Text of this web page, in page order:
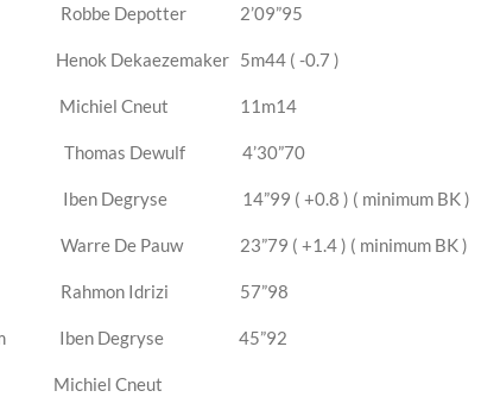
Robbe Depotter 2’09”95
Dekaezemaker 5m44 ( -0.7 )
Michiel Cneut 11m14
Thomas Dewulf 4’30”70
Iben Degryse 14”99 ( +0.8 ) ( minimum BK )
De Pauw 23”79 ( +1.4 ) ( minimum BK )
Rahmon Idrizi 57”98
Iben Degryse 45”92
Cneut